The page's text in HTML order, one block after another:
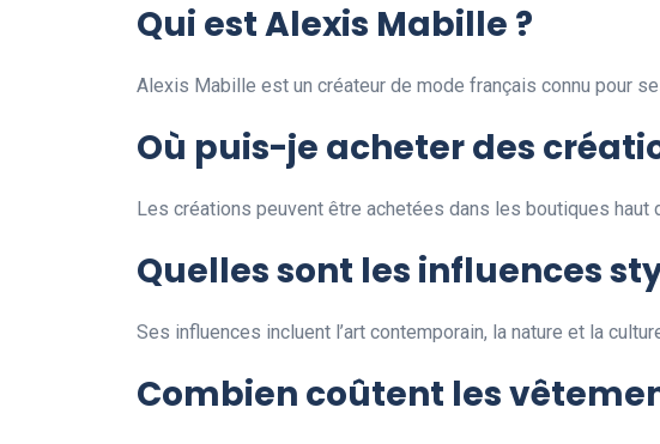
Qui est Alexis Mabille ?
Alexis Mabille est un créateur de mode français connu pour
Où puis-je acheter des
Les créations peuvent être achetées dans les boutiques haut
Quelles sont les influences
Ses influences incluent l’art contemporain, la nature et la
Combien coûtent les